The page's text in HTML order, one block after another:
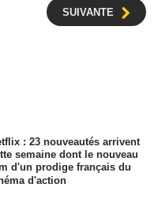
SUIVANTE
: 23 nouveautés arrivent
semaine dont le nouveau
d'un prodige français du
d'action